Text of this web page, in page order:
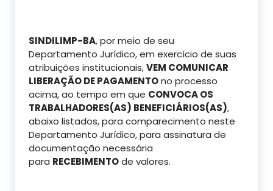
SINDILIMP-BA, por meio de seu
Departamento Jurídico, em exercício de suas
atribuições institucionais,VEM COMUNICAR
LIBERAÇÃO DE PAGAMENTOno processo
acima, ao tempo em que CONVOCA OS
TRABALHADORES(AS) BENEFICIÁRIOS(AS),
abaixo listados, para comparecimento neste
Departamento Jurídico, para assinatura de
documentação necessária
para RECEBIMENTOde valores.